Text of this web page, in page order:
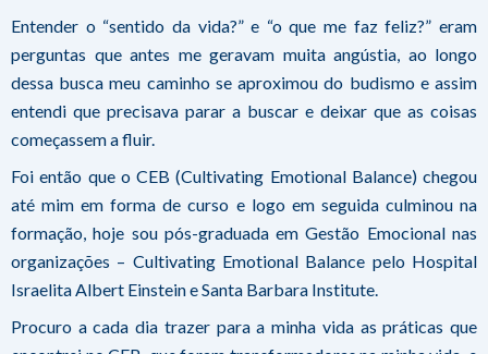
Entender o “sentido da vida?” e “o que me faz feliz?” eram
perguntas que antes me geravam muita angústia, ao longo
dessa busca meu caminho se aproximou do budismo e assim
entendi que precisava parar a buscar e deixar que as coisas
começassem a fluir.
Foi então que o CEB (Cultivating Emotional Balance) chegou
até mim em forma de curso e logo em seguida culminou na
formação, hoje sou pós-graduada em Gestão Emocional nas
organizações – Cultivating Emotional Balance pelo Hospital
Israelita Albert Einstein e Santa Barbara Institute.
Procuro a cada dia trazer para a minha vida as práticas que